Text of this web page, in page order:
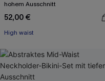
hohem Ausschnitt
52,00 €
High waist